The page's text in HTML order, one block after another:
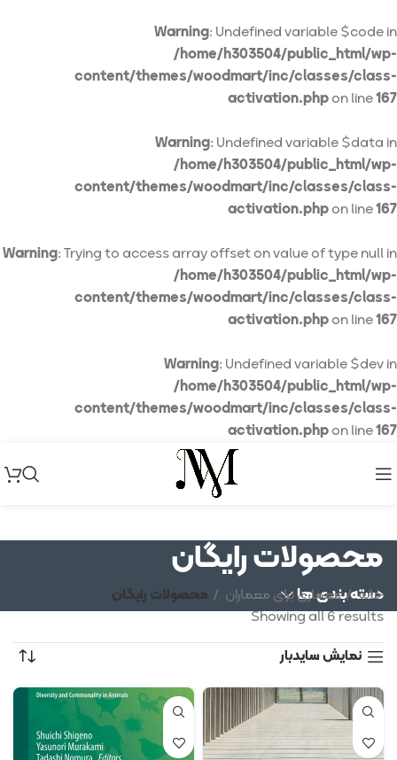
Warning: Undefined variable $code in
/home/h303504/public_html/wp-
content/themes/woodmart/inc/classes/class-
activation.phpon line167
Warning: Undefined variable $data in
/home/h303504/public_html/wp-
content/themes/woodmart/inc/classes/class-
activation.phpon line167
Warning: Trying to access array offset on value of type null in
/home/h303504/public_html/wp-
content/themes/woodmart/inc/classes/class-
activation.phpon line167
Warning: Undefined variable $dev in
/home/h303504/public_html/wp-
content/themes/woodmart/inc/classes/class-
activation.phpon line167
محصولات رایگان
دسته بندی ها
خانه معماری برای معماران
محصولات رایگان
Showing all 6 results
نمایش سایدبار